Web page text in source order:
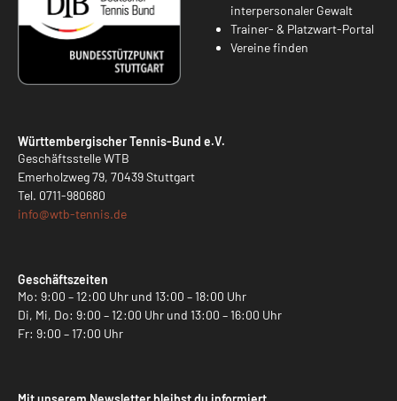
interpersonaler Gewalt
Trainer- & Platzwart-Portal
Vereine finden
Württembergischer Tennis-Bund e.V.
Geschäftsstelle WTB
Emerholzweg 79, 70439 Stuttgart
Tel. 0711-980680
info@wtb-tennis.de
Geschäftszeiten
Mo: 9:00 – 12:00 Uhr und 13:00 – 18:00 Uhr
Di, Mi, Do: 9:00 – 12:00 Uhr und 13:00 – 16:00 Uhr
Fr: 9:00 – 17:00 Uhr